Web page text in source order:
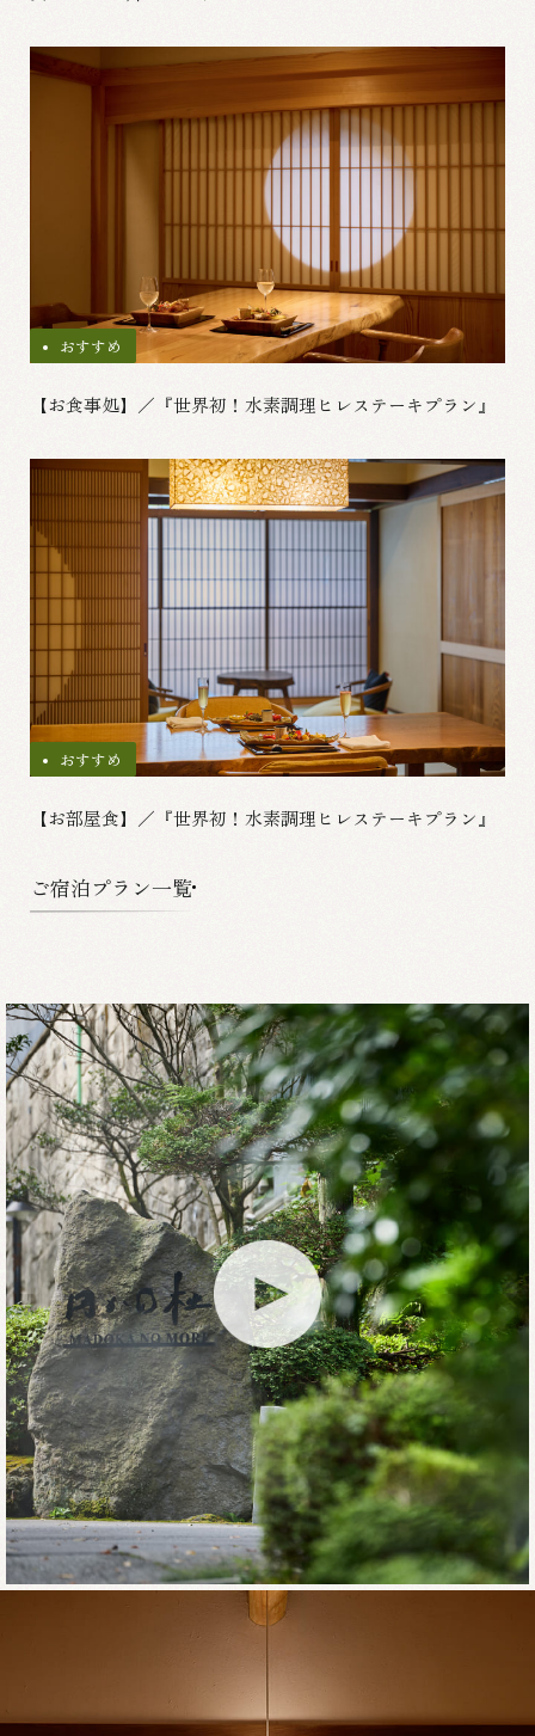
おすすめ
【お食事処】／『世界初！水素調理ヒレステーキプラン』
おすすめ
【お部屋食】／『世界初！水素調理ヒレステーキプラン』
ご宿泊プラン一覧